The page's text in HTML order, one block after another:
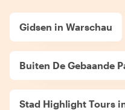
Gidsen in Warschau
Buiten De Gebaande
Stad Highlight Tours